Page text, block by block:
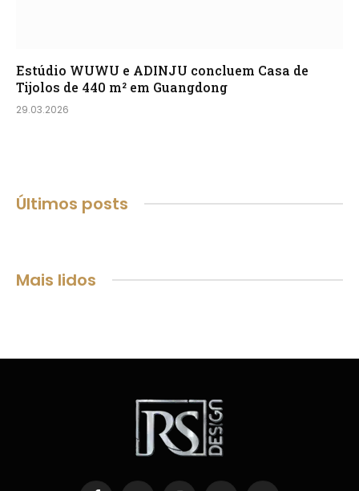
Estúdio WUWU e ADINJU concluem Casa de
Tijolos de 440 m² em Guangdong
29.03.2026
Últimos posts
Mais lidos